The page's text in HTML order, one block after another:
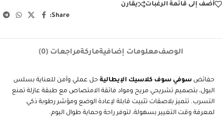
أضف إلى قائمة الرغبات
يقارن
Share:
الوصفمعلومات إضافيةماركةمراجعات (0)
حفائض سوفي سوف كلاسيك الإيطالية حل عملي وآمن للعناية بسلس
البول، بتصميم تشريحي مريح ومواد فائقة الامتصاص مع طبقة عازلة تمنع
التسرب. تتميز بلاصقات تثبيت قابلة لإعادة الوضع ومؤشر رطوبة ذكي
لمعرفة وقت التغيير بسهولة، لتوفر راحة وحماية طوال اليوم.